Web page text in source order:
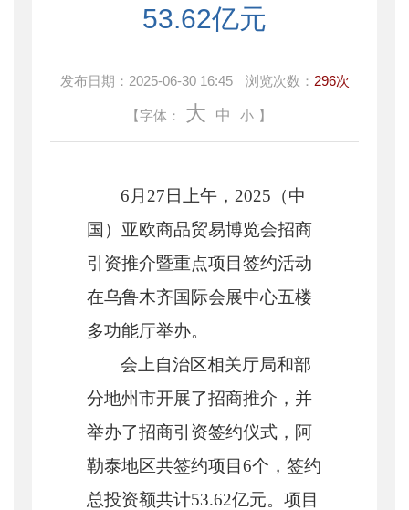
53.62亿元
发布日期： 2025-06-30 16:45 浏览次数： 296次
【字体： 大 中 小 】
6月27日上午，2025（中
国）亚欧商品贸易博览会招商
引资推介暨重点项目签约活动
在乌鲁木齐国际会展中心五楼
多功能厅举办。
会上自治区相关厅局和部
分地州市开展了招商推介，并
举办了招商引资签约仪式，阿
勒泰地区共签约项目 6个，签约
总投资额共计53.62亿元。项目